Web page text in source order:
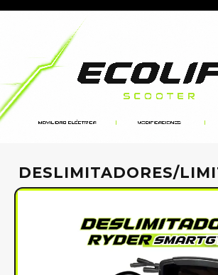
DESLIMITADORES/